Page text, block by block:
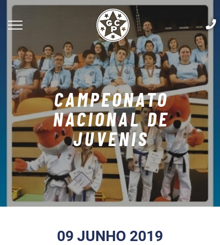
CAMPEONATO
NACIONAL DE
JUVENIS
09 JUNHO 2019